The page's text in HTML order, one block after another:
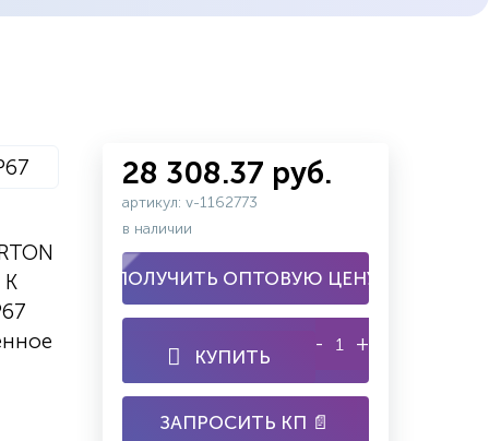
28 308.37 руб.
артикул: v-1162773
в наличии
ПОЛУЧИТЬ ОПТОВУЮ ЦЕНУ
КУПИТЬ
- +
ЗАПРОСИТЬ КП 📄